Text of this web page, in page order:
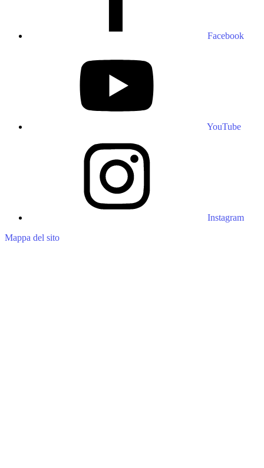
Facebook
YouTube
Instagram
Mappa del sito